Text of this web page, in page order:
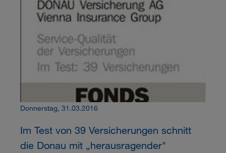
Donnerstag, 31.03.2016
Im Test von 39 Versicherungen schnitt
die Donau mit „herausragender"